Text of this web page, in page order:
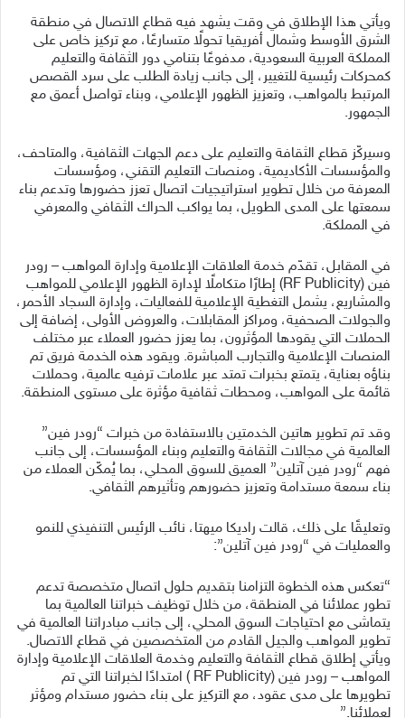
ويأتي هذا الإطلاق في وقت يشهد فيه قطاع الاتصال في منطقة
الشرق الأوسط وشمال أفريقيا تحولًا متسارعًا، مع تركيز خاص على
المملكة العربية السعودية، مدفوعًا بتنامي دور الثقافة والتعليم
كمحركات رئيسية للتغيير، إلى جانب زيادة الطلب على سرد القصص
المرتبط بالمواهب، وتعزيز الظهور الإعلامي، وبناء تواصل أعمق مع
الجمهور.
وسيركّز قطاع الثقافة والتعليم على دعم الجهات الثقافية، والمتاحف،
والمؤسسات الأكاديمية، ومنصات التعليم التقني، ومؤسسات
المعرفة من خلال تطوير استراتيجيات اتصال تعزز حضورها وتدعم بناء
سمعتها على المدى الطويل، بما يواكب الحراك الثقافي والمعرفي
في المملكة.
في المقابل، تقدّم خدمة العلاقات الإعلامية وإدارة المواهب – رودر
فين (RF Publicity) إطارًا متكاملًا لإدارة الظهور الإعلامي للمواهب
والمشاريع، يشمل التغطية الإعلامية للفعاليات، وإدارة السجاد الأحمر،
والجولات الصحفية، ومراكز المقابلات، والعروض الأولى، إضافة إلى
الحملات التي يقودها المؤثرون، بما يعزز حضور العملاء عبر مختلف
المنصات الإعلامية والتجارب المباشرة. ويقود هذه الخدمة فريق تم
بناؤه بعناية، يتمتع بخبرات تمتد عبر علامات ترفيه عالمية، وحملات
قائمة على المواهب، ومحطات ثقافية مؤثرة على مستوى المنطقة.
وقد تم تطوير هاتين الخدمتين بالاستفادة من خبرات “رودر فين”
العالمية في مجالات الثقافة والتعليم وبناء المؤسسات، إلى جانب
فهم “رودر فين آتلين” العميق للسوق المحلي، بما يُمكّن العملاء من
بناء سمعة مستدامة وتعزيز حضورهم وتأثيرهم الثقافي.
وتعليقًا على ذلك، قالت راديكا ميهتا، نائب الرئيس التنفيذي للنمو
والعمليات في “رودر فين آتلين”:
“تعكس هذه الخطوة التزامنا بتقديم حلول اتصال متخصصة تدعم
تطور عملائنا في المنطقة، من خلال توظيف خبراتنا العالمية بما
يتماشى مع احتياجات السوق المحلي، إلى جانب مبادراتنا العالمية في
تطوير المواهب والجيل القادم من المتخصصين في قطاع الاتصال.
ويأتي إطلاق قطاع الثقافة والتعليم وخدمة العلاقات الإعلامية وإدارة
المواهب – رودر فين (RF Publicity ) امتدادًا لخبراتنا التي تم
تطويرها على مدى عقود، مع التركيز على بناء حضور مستدام ومؤثر
لعملائنا.”